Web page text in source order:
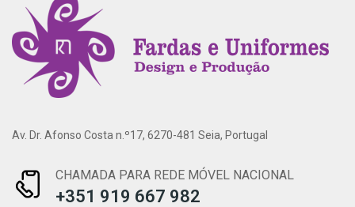
Av. Dr. Afonso Costa n.º17, 6270-481 Seia, Portugal
CHAMADA PARA REDE MÓVEL NACIONAL
+351 919 667 982